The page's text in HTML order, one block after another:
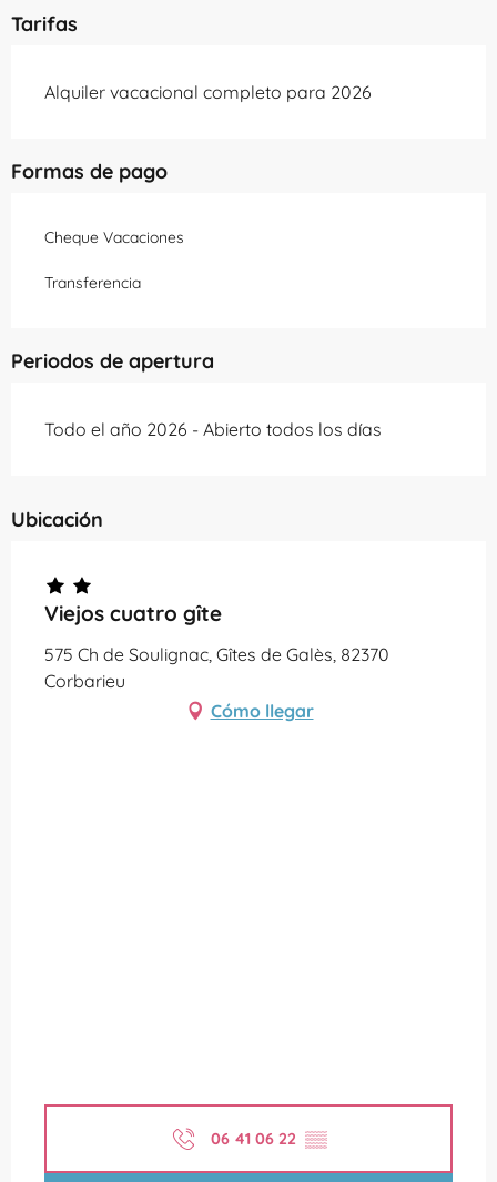
Tarifas
Alquiler vacacional completo para 2026
Formas de pago
Cheque Vacaciones
Transferencia
Periodos de apertura
Todo el año 2026 - Abierto todos los días
Ubicación
Viejos cuatro gîte
575 Ch de Soulignac, Gîtes de Galès, 82370
Corbarieu
Cómo llegar
06 41 06 22 ▒▒